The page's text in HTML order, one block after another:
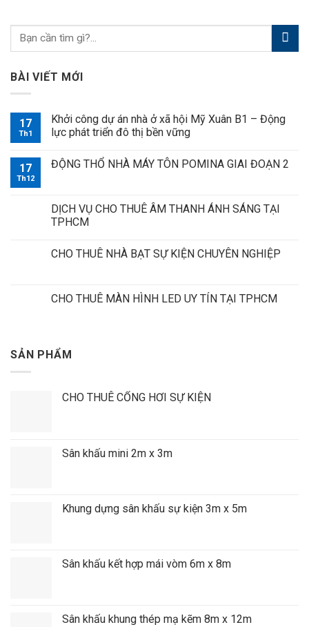
BÀI VIẾT MỚI
17
Th1
Khởi công dự án nhà ở xã hội Mỹ Xuân B1 – Động
lực phát triển đô thị bền vững
17
Th12
ĐỘNG THỔ NHÀ MÁY TÔN POMINA GIAI ĐOẠN 2
DỊCH VỤ CHO THUÊ ÂM THANH ÁNH SÁNG TẠI
TPHCM
CHO THUÊ NHÀ BẠT SỰ KIỆN CHUYÊN NGHIỆP
CHO THUÊ MÀN HÌNH LED UY TÍN TẠI TPHCM
SẢN PHẨM
CHO THUÊ CỔNG HƠI SỰ KIỆN
Sân khấu mini 2m x 3m
Khung dựng sân khấu sự kiện 3m x 5m
Sân khấu kết hợp mái vòm 6m x 8m
Sân khấu khung thép mạ kẽm 8m x 12m